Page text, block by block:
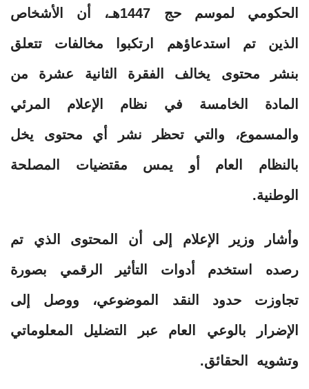
الحكومي لموسم حج 1447هـ، أن الأشخاص
الذين تم استدعاؤهم ارتكبوا مخالفات تتعلق
بنشر محتوى يخالف الفقرة الثانية عشرة من
المادة الخامسة في نظام الإعلام المرئي
والمسموع، والتي تحظر نشر أي محتوى يخل
بالنظام العام أو يمس مقتضيات المصلحة
الوطنية.
وأشار وزير الإعلام إلى أن المحتوى الذي تم
رصده استخدم أدوات التأثير الرقمي بصورة
تجاوزت حدود النقد الموضوعي، ووصل إلى
الإضرار بالوعي العام عبر التضليل المعلوماتي
وتشويه الحقائق.